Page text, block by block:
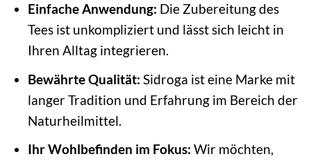
Einfache Anwendung: Die Zubereitung des
Tees ist unkompliziert und lässt sich leicht in
Ihren Alltag integrieren.
Bewährte Qualität: Sidroga ist eine Marke mit
langer Tradition und Erfahrung im Bereich der
Naturheilmittel.
Ihr Wohlbefinden im Fokus: Wir möchten,